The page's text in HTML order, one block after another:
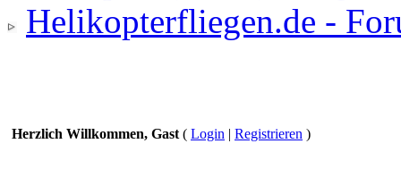
Helikopterfliegen.de -
Herzlich Willkommen, Gast ( Login | Registrieren )